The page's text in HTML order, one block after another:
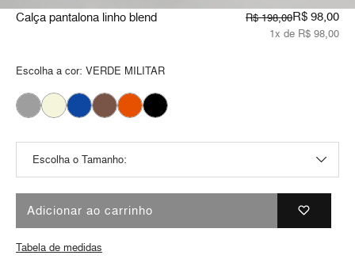
Calça pantalona linho blend R$ 198,00R$ 98,00
1x de R$ 98,00
Escolha a cor: VERDE MILITAR
Adicionar ao carrinho
Tabela de medidas